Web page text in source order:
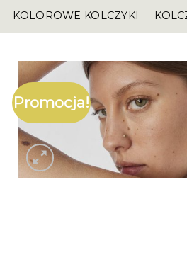
KOLOROWE KOLCZYKI
Promocja!